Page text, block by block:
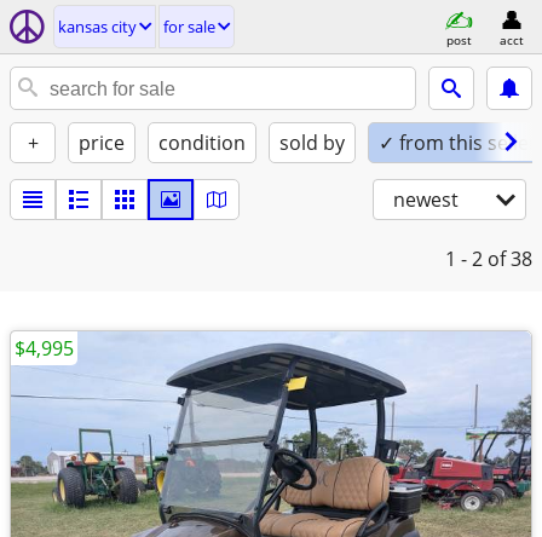
kansas city for sale
post acct
+ price condition sold by ✓ from this seller
newest
1 - 2 of 38
$4,995